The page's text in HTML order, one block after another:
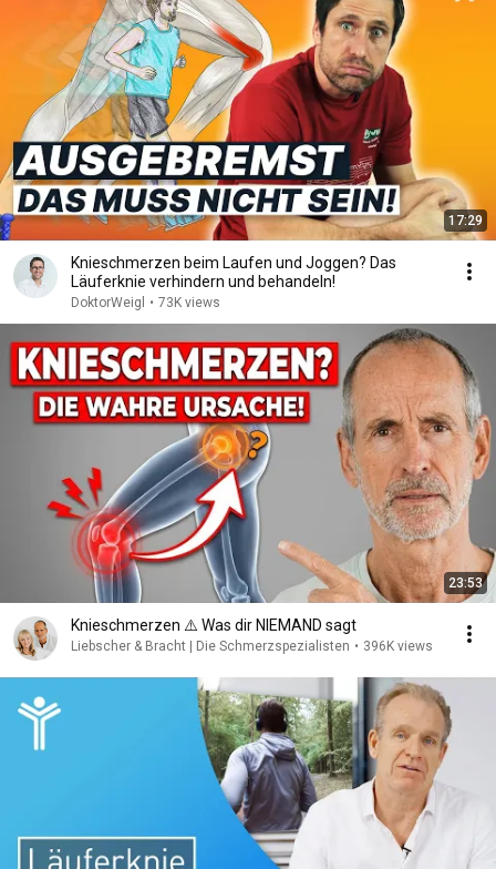
17:29
Knieschmerzen beim Laufen und Joggen? Das
Läuferknie verhindern und behandeln!
DoktorWeigl • 73K views
23:53
Knieschmerzen ⚠️ Was dir NIEMAND sagt
Liebscher & Bracht | Die Schmerzspezialisten • 396K views